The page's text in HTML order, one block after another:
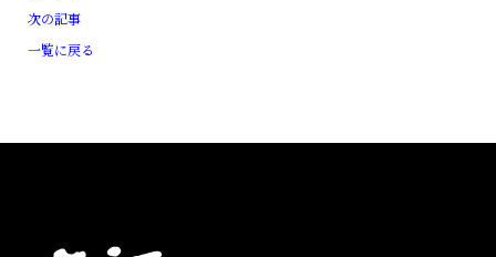
次の記事
一覧に戻る